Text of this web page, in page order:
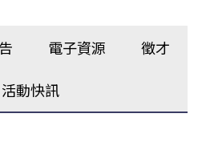
電子資源 徵才
活動快訊